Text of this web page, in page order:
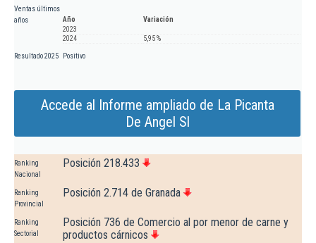
Ventas últimos
años
Año
Variación
2023
2024
5,95 %
Resultado 2025 Positivo
Accede al Informe ampliado de La Picanta
De Angel Sl
Ranking
Nacional
Posición 218.433
Ranking
Provincial
Posición 2.714 de Granada
Ranking
Sectorial
Posición 736 de Comercio al por menor de carne y
productos cárnicos